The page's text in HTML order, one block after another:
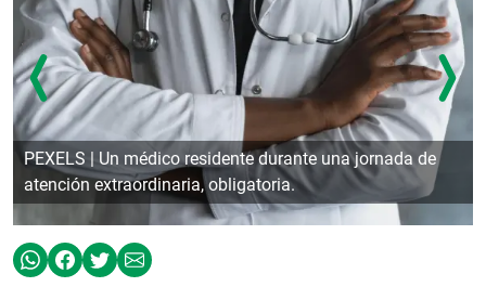
PEXELS | Un médico residente durante una jornada de
atención extraordinaria, obligatoria.